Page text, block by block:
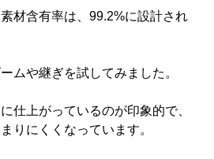
材含有率は、99.2%に設計され
ムや継ぎを試してみました。
仕上がっているのが印象的で、
りにくくなっています。